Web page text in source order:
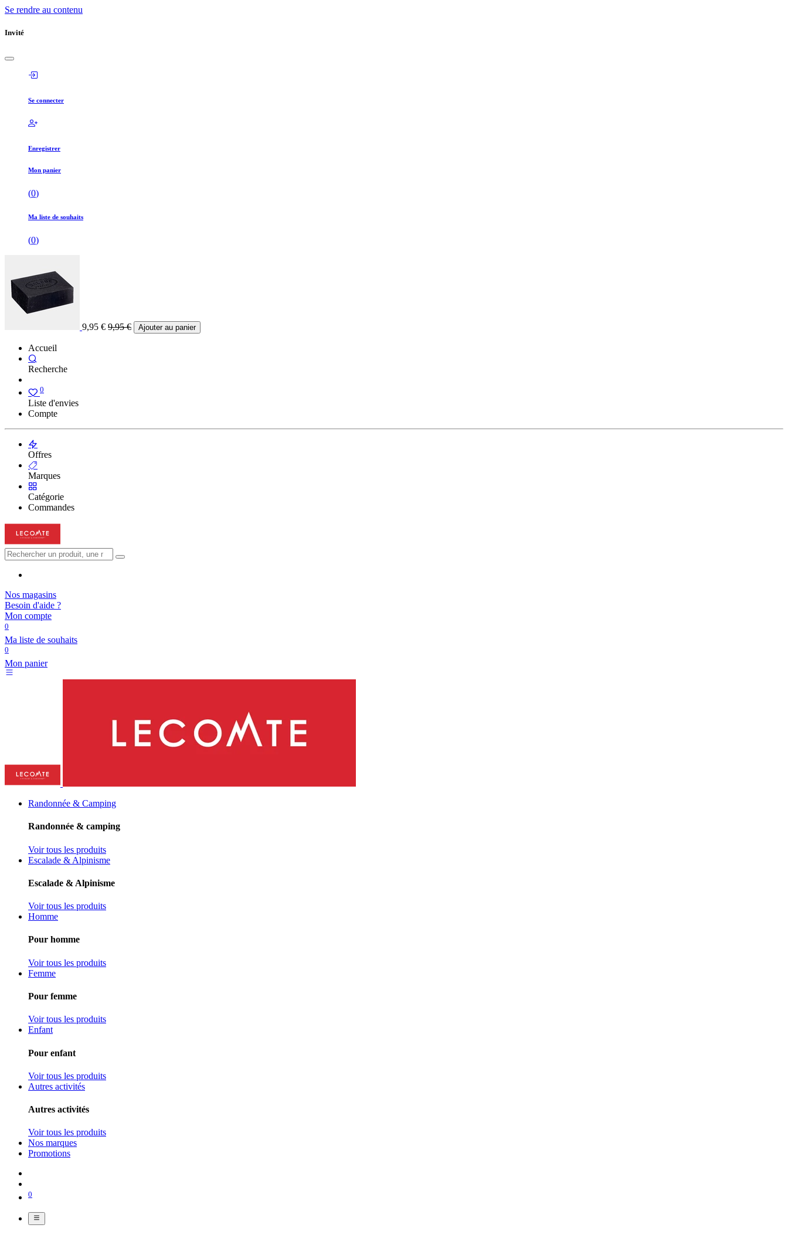
Se rendre au contenu
Invité
Se connecter
Enregistrer
Mon panier
(0)
Ma liste de souhaits
(0)
9,95 € 9,95€ Ajouter au panier
Accueil
Recherche
0
Liste d'envies
Compte
Offres
Marques
Catégorie
Commandes
Nos magasins
Besoin d'aide ?
Mon compte
0
Ma liste de souhaits
0
Mon panier
Randonnée & Camping
Randonnée & camping
Voir tous les produits
Escalade & Alpinisme
Escalade & Alpinisme
Voir tous les produits
Homme
Pour homme
Voir tous les produits
Femme
Pour femme
Voir tous les produits
Enfant
Pour enfant
Voir tous les produits
Autres activités
Autres activités
Voir tous les produits
Nos marques
Promotions
0